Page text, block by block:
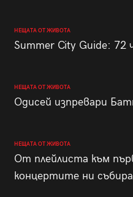
НЕЩАТА ОТ ЖИВОТА
Summer City Guide: 72
НЕЩАТА ОТ ЖИВОТА
Одисей изпревари
НЕЩАТА ОТ ЖИВОТА
От плейлиста към
концертите ни